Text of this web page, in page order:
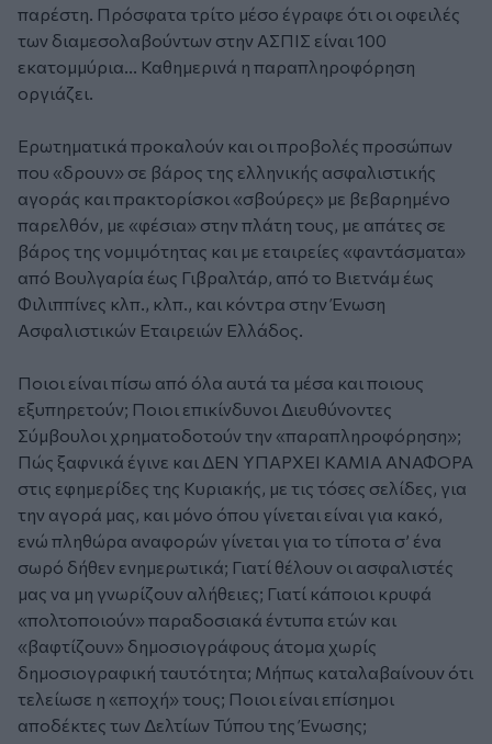
παρέστη. Πρόσφατα τρίτο μέσο έγραφε ότι οι οφειλές
των διαμεσολαβούντων στην ΑΣΠΙΣ είναι 100
εκατομμύρια... Καθημερινά η παραπληροφόρηση
οργιάζει.
Ερωτηματικά προκαλούν και οι προβολές προσώπων
που «δρουν» σε βάρος της ελληνικής ασφαλιστικής
αγοράς και πρακτορίσκοι «σβούρες» με βεβαρημένο
παρελθόν, με «φέσια» στην πλάτη τους, με απάτες σε
βάρος της νομιμότητας και με εταιρείες «φαντάσματα»
από Βουλγαρία έως Γιβραλτάρ, από το Βιετνάμ έως
Φιλιππίνες κλπ., κλπ., και κόντρα στην Ένωση
Ασφαλιστικών Εταιρειών Ελλάδος.
Ποιοι είναι πίσω από όλα αυτά τα μέσα και ποιους
εξυπηρετούν; Ποιοι επικίνδυνοι Διευθύνοντες
Σύμβουλοι χρηματοδοτούν την «παραπληροφόρηση»;
Πώς ξαφνικά έγινε και ΔΕΝ ΥΠΑΡΧΕΙ ΚΑΜΙΑ ΑΝΑΦΟΡΑ
στις εφημερίδες της Κυριακής, με τις τόσες σελίδες, για
την αγορά μας, και μόνο όπου γίνεται είναι για κακό,
ενώ πληθώρα αναφορών γίνεται για το τίποτα σ’ ένα
σωρό δήθεν ενημερωτικά; Γιατί θέλουν οι ασφαλιστές
μας να μη γνωρίζουν αλήθειες; Γιατί κάποιοι κρυφά
«πολτοποιούν» παραδοσιακά έντυπα ετών και
«βαφτίζουν» δημοσιογράφους άτομα χωρίς
δημοσιογραφική ταυτότητα; Μήπως καταλαβαίνουν ότι
τελείωσε η «εποχή» τους; Ποιοι είναι επίσημοι
αποδέκτες των Δελτίων Τύπου της Ένωσης;